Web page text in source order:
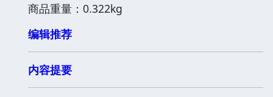
商品重量：0.322kg
编辑推荐
内容提要